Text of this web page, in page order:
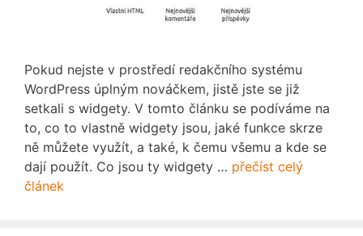
Pokud nejste v prostředí redakčního systému
WordPress úplným nováčkem, jistě jste se již
setkali s widgety. V tomto článku se podíváme na
to, co to vlastně widgety jsou, jaké funkce skrze
ně můžete využít, a také, k čemu všemu a kde se
dají použít. Co jsou ty widgety … přečíst celý
článek